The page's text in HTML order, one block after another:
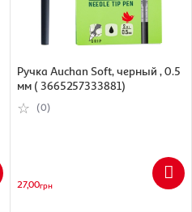
Ручка Auchan Soft, черный , 0.5
мм ( 3665257333881)
(0)
27,00грн